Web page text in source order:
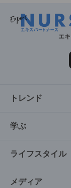
エ
トレンド
学ぶ
ライフスタイル
メディア